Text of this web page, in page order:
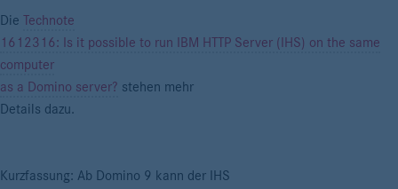
Die Technote
1612316: Is it possible to run IBM HTTP Server (IHS) on the same
computer
as a Domino server? stehen mehr
Details dazu.
Kurzfassung: Ab Domino 9 kann der IHS